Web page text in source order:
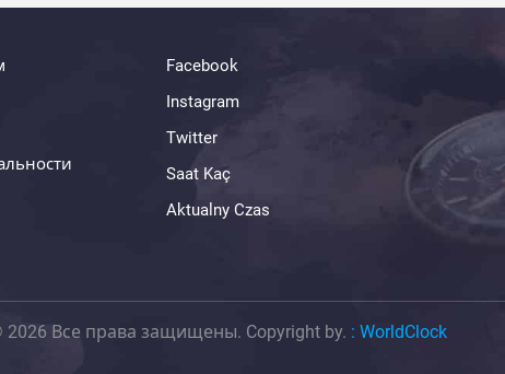
Facebook
Instagram
Twitter
Saat Kaç
Aktualny Czas
2026 Все права защищены. Copyright by. : WorldClock